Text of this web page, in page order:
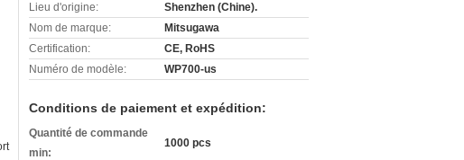
Lieu d'origine:
Shenzhen (Chine).
Nom de marque:
Mitsugawa
Certification:
CE, RoHS
Numéro de modèle:
WP700-us
Conditions de paiement et expédition:
Quantité de commande
min:
1000 pcs